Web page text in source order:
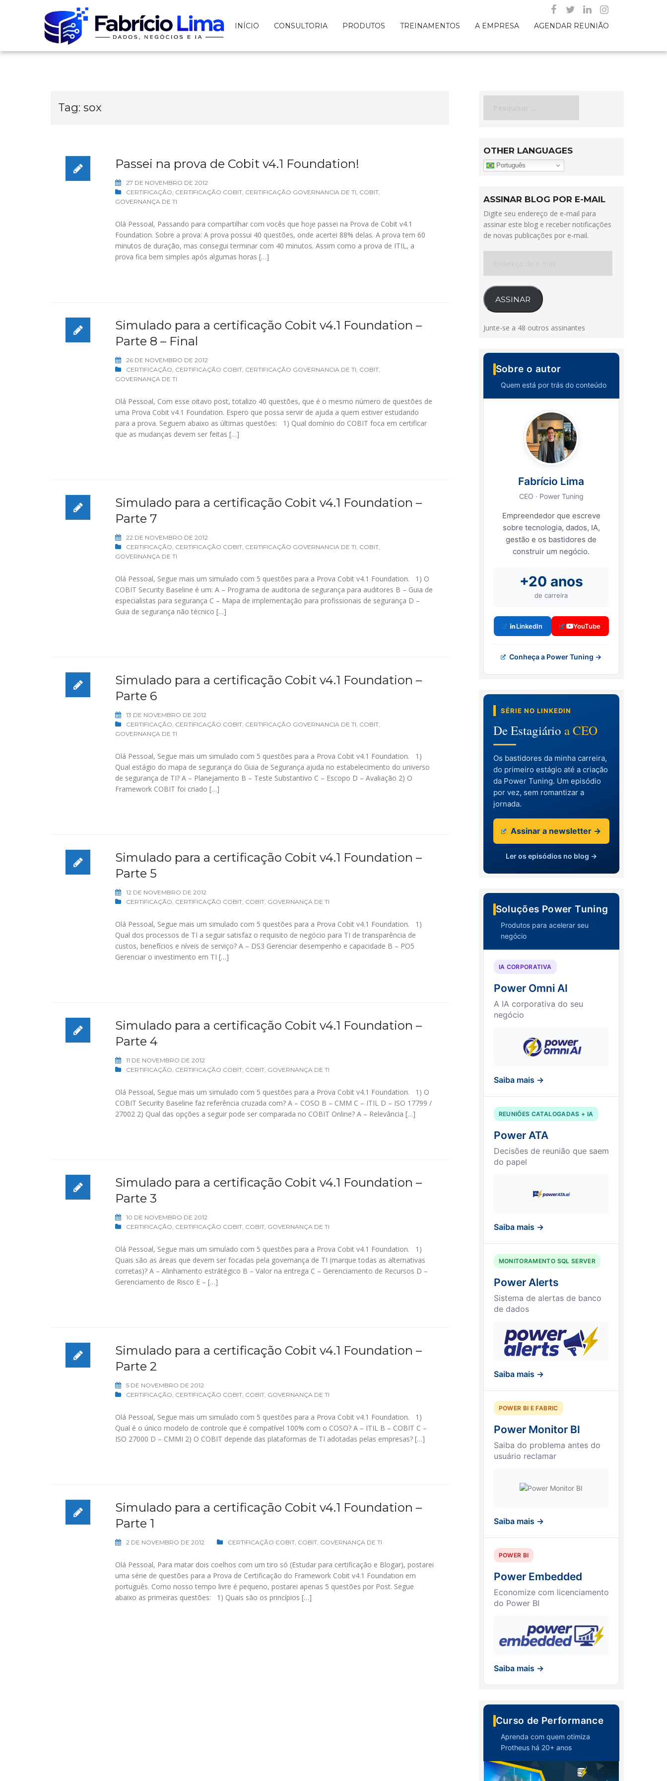
INÍCIO CONSULTORIA PRODUTOS TREINAMENTOS A EMPRESA AGENDAR REUNIÃO
Tag: sox
Passei na prova de Cobit v4.1 Foundation!
27 DE NOVEMBRO DE 2012
CERTIFICAÇÃO, CERTIFICAÇÃO COBIT, CERTIFICAÇÃO GOVERNANCIA DE TI, COBIT,
GOVERNANÇA DE TI
Olá Pessoal, Passando para compartilhar com vocês que hoje passei na Prova de Cobit v4.1
Foundation. Sobre a prova: A prova possui 40 questões, onde acertei 88% delas. A prova tem 60
minutos de duração, mas consegui terminar com 40 minutos. Assim como a prova de ITIL, a
prova fica bem simples após algumas horas […]
Simulado para a certificação Cobit v4.1 Foundation –
Parte 8 – Final
26 DE NOVEMBRO DE 2012
CERTIFICAÇÃO, CERTIFICAÇÃO COBIT, CERTIFICAÇÃO GOVERNANCIA DE TI, COBIT,
GOVERNANÇA DE TI
Olá Pessoal, Com esse oitavo post, totalizo 40 questões, que é o mesmo número de questões de
uma Prova Cobit v4.1 Foundation. Espero que possa servir de ajuda a quem estiver estudando
para a prova. Seguem abaixo as últimas questões: 1) Qual domínio do COBIT foca em certificar
que as mudanças devem ser feitas […]
Simulado para a certificação Cobit v4.1 Foundation –
Parte 7
22 DE NOVEMBRO DE 2012
CERTIFICAÇÃO, CERTIFICAÇÃO COBIT, CERTIFICAÇÃO GOVERNANCIA DE TI, COBIT,
GOVERNANÇA DE TI
Olá Pessoal, Segue mais um simulado com 5 questões para a Prova Cobit v4.1 Foundation. 1) O
COBIT Security Baseline é um: A – Programa de auditoria de segurança para auditores B – Guia de
especialistas para segurança C – Mapa de implementação para profissionais de segurança D –
Guia de segurança não técnico […]
Simulado para a certificação Cobit v4.1 Foundation –
Parte 6
13 DE NOVEMBRO DE 2012
CERTIFICAÇÃO, CERTIFICAÇÃO COBIT, CERTIFICAÇÃO GOVERNANCIA DE TI, COBIT,
GOVERNANÇA DE TI
Olá Pessoal, Segue mais um simulado com 5 questões para a Prova Cobit v4.1 Foundation. 1)
Qual estágio do mapa de segurança do Guia de Segurança ajuda no estabelecimento do universo
de segurança de TI? A – Planejamento B – Teste Substantivo C – Escopo D – Avaliação 2) O
Framework COBIT foi criado […]
Simulado para a certificação Cobit v4.1 Foundation –
Parte 5
12 DE NOVEMBRO DE 2012
CERTIFICAÇÃO, CERTIFICAÇÃO COBIT, COBIT, GOVERNANÇA DE TI
Olá Pessoal, Segue mais um simulado com 5 questões para a Prova Cobit v4.1 Foundation. 1)
Qual dos processos de TI a seguir satisfaz o requisito de negócio para TI de transparência de
custos, benefícios e níveis de serviço? A – DS3 Gerenciar desempenho e capacidade B – PO5
Gerenciar o investimento em TI […]
Simulado para a certificação Cobit v4.1 Foundation –
Parte 4
11 DE NOVEMBRO DE 2012
CERTIFICAÇÃO, CERTIFICAÇÃO COBIT, COBIT, GOVERNANÇA DE TI
Olá Pessoal, Segue mais um simulado com 5 questões para a Prova Cobit v4.1 Foundation. 1) O
COBIT Security Baseline faz referência cruzada com? A – COSO B – CMM C – ITIL D – ISO 17799 /
27002 2) Qual das opções a seguir pode ser comparada no COBIT Online? A – Relevância […]
Simulado para a certificação Cobit v4.1 Foundation –
Parte 3
10 DE NOVEMBRO DE 2012
CERTIFICAÇÃO, CERTIFICAÇÃO COBIT, COBIT, GOVERNANÇA DE TI
Olá Pessoal, Segue mais um simulado com 5 questões para a Prova Cobit v4.1 Foundation. 1)
Quais são as áreas que devem ser focadas pela governança de TI (marque todas as alternativas
corretas)? A – Alinhamento estrátégico B – Valor na entrega C – Gerenciamento de Recursos D –
Gerenciamento de Risco E – […]
Simulado para a certificação Cobit v4.1 Foundation –
Parte 2
5 DE NOVEMBRO DE 2012
CERTIFICAÇÃO, CERTIFICAÇÃO COBIT, COBIT, GOVERNANÇA DE TI
Olá Pessoal, Segue mais um simulado com 5 questões para a Prova Cobit v4.1 Foundation. 1)
Qual é o único modelo de controle que é compatível 100% com o COSO? A – ITIL B – COBIT C –
ISO 27000 D – CMMI 2) O COBIT depende das plataformas de TI adotadas pelas empresas? […]
Simulado para a certificação Cobit v4.1 Foundation –
Parte 1
2 DE NOVEMBRO DE 2012 CERTIFICAÇÃO COBIT, COBIT, GOVERNANÇA DE TI
Olá Pessoal, Para matar dois coelhos com um tiro só (Estudar para certificação e Blogar), postarei
uma série de questões para a Prova de Certificação do Framework Cobit v4.1 Foundation em
português. Como nosso tempo livre é pequeno, postarei apenas 5 questões por Post. Segue
abaixo as primeiras questões: 1) Quais são os princípios […]
OTHER LANGUAGES
Português
ASSINAR BLOG POR E-MAIL
Digite seu endereço de e-mail para
assinar este blog e receber notificações
de novas publicações por e-mail.
e-
mail
ASSINAR
Junte-se a 48 outros assinantes
Sobre o autor
Quem está por trás do conteúdo
Fabrício Lima
CEO · Power Tuning
Empreendedor que escreve
sobre tecnologia, dados, IA,
gestão e os bastidores de
construir um negócio.
+20 anos
de carreira
LinkedIn YouTube
Conheça a Power Tuning →
SÉRIE NO LINKEDIN
De Estagiário a CEO
Os bastidores da minha carreira,
do primeiro estágio até a criação
da Power Tuning. Um episódio
por vez, sem romantizar a
jornada.
Assinar a newsletter →
Ler os episódios no blog →
Soluções Power Tuning
Produtos para acelerar seu
negócio
IA CORPORATIVA
Power Omni AI
A IA corporativa do seu
negócio
Saiba mais →
REUNIÕES CATALOGADAS + IA
Power ATA
Decisões de reunião que saem
do papel
Saiba mais →
MONITORAMENTO SQL SERVER
Power Alerts
Sistema de alertas de banco
de dados
Saiba mais →
POWER BI E FABRIC
Power Monitor BI
Saiba do problema antes do
usuário reclamar
Saiba mais →
POWER BI
Power Embedded
Economize com licenciamento
do Power BI
Saiba mais →
Curso de Performance
Aprenda com quem otimiza
Protheus há 20+ anos